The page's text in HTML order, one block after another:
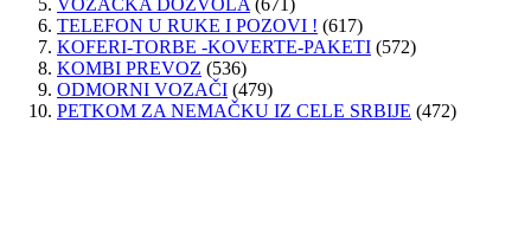
VOZAČKA DOZVOLA (671)
TELEFON U RUKE I POZOVI ! (617)
KOFERI-TORBE -KOVERTE-PAKETI (572)
KOMBI PREVOZ (536)
ODMORNI VOZAČI (479)
PETKOM ZA NEMAČKU IZ CELE SRBIJE (472)